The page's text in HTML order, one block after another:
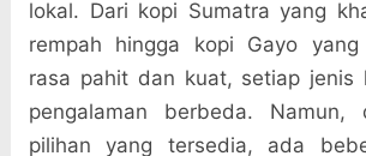
lokal. Dari kopi Sumatra yang
rempah hingga kopi Gayo
rasa pahit dan kuat, setiap jenis
pengalaman berbeda.
pilihan yang tersedia, ada